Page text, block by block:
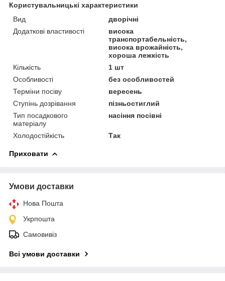
Користувальницькі характеристики
Вид
дворічні
Додаткові властивості
висока
транспортабельність,
висока врожайність,
хороша лежкість
Кількість
1 шт
Особливості
без особливостей
Терміни посіву
вересень
Ступінь дозрівання
пізньостиглий
Тип посадкового
матеріалу
насіння посівні
Холодостійкість Так
Приховати
Умови доставки
Нова Пошта
Укрпошта
Самовивіз
Всі умови доставки